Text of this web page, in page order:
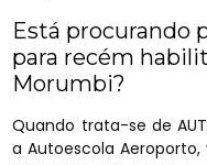
Está procurando
para recém
Morumbi?
Quando trata-se de
a Autoescola